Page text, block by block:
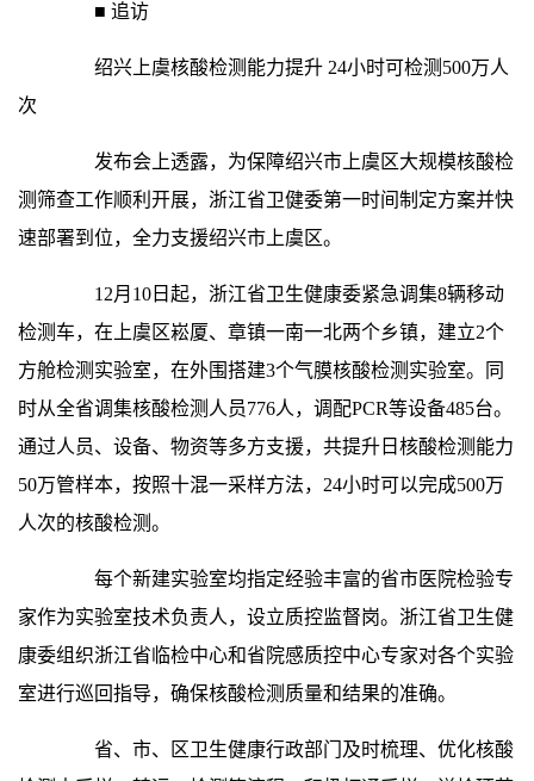
■ 追访
绍兴上虞核酸检测能力提升 24小时可检测500万人
次
发布会上透露，为保障绍兴市上虞区大规模核酸检
测筛查工作顺利开展，浙江省卫健委第一时间制定方案并快
速部署到位，全力支援绍兴市上虞区。
12月10日起，浙江省卫生健康委紧急调集8辆移动
检测车，在上虞区崧厦、章镇一南一北两个乡镇，建立2个
方舱检测实验室，在外围搭建3个气膜核酸检测实验室。同
时从全省调集核酸检测人员776人，调配PCR等设备485台。
通过人员、设备、物资等多方支援，共提升日核酸检测能力
50万管样本，按照十混一采样方法，24小时可以完成500万
人次的核酸检测。
每个新建实验室均指定经验丰富的省市医院检验专
家作为实验室技术负责人，设立质控监督岗。浙江省卫生健
康委组织浙江省临检中心和省院感质控中心专家对各个实验
室进行巡回指导，确保核酸检测质量和结果的准确。
省、市、区卫生健康行政部门及时梳理、优化核酸